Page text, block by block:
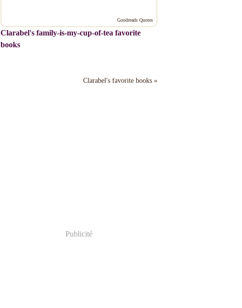
Goodreads Quotes
Clarabel's family-is-my-cup-of-tea favorite
books
Clarabel's favorite books »
Publicité